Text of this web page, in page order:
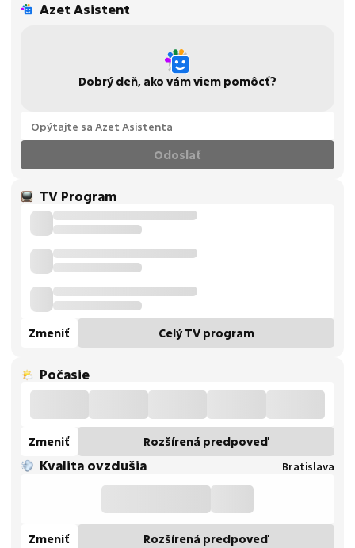
Azet Asistent
Dobrý deň, ako vám viem pomôcť?
Odoslať
TV Program
Zmeniť Celý TV program
Počasie
Zmeniť Rozšírená predpoveď
Kvalita ovzdušia Bratislava
Zmeniť Rozšírená predpoveď